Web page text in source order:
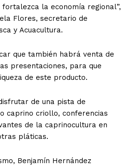
la economía regional”,
Flores, secretario de
y Acuacultura.
que también habrá venta de
presentaciones, para que
de este producto.
de una pista de
caprino criollo, conferencias
de la caprinocultura en
pláticas.
Benjamín Hernández